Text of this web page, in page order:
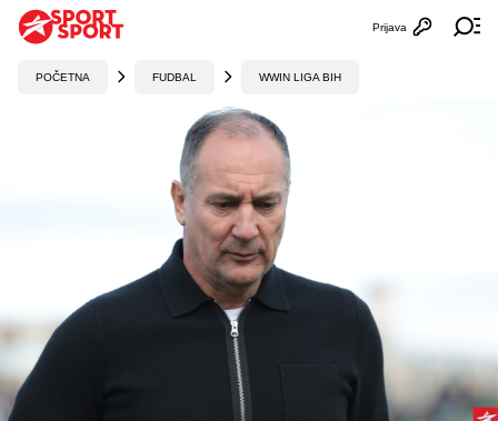
Otvori
Prijava
POČETNA FUDBAL WWIN LIGA BIH